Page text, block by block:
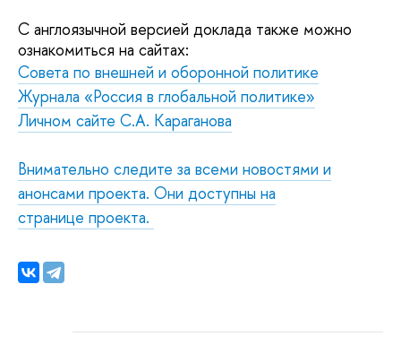
С англоязычной версией доклада также можно
ознакомиться на сайтах:
Совета по внешней и оборонной политике
Журнала «Россия в глобальной политике»
Личном сайте С.А. Караганова
Внимательно следите за всеми новостями и
анонсами проекта. Они доступны на
странице проекта.